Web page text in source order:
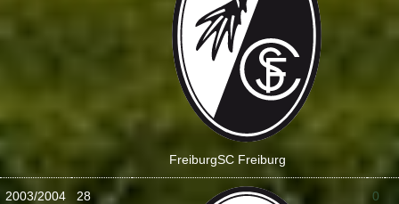
FreiburgSC Freiburg
2003/2004 28
0